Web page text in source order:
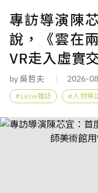
專訪導演陳
說，《雲在
VR走入虛實
by 吳哲夫 2026-
LaVie雜誌 人物專